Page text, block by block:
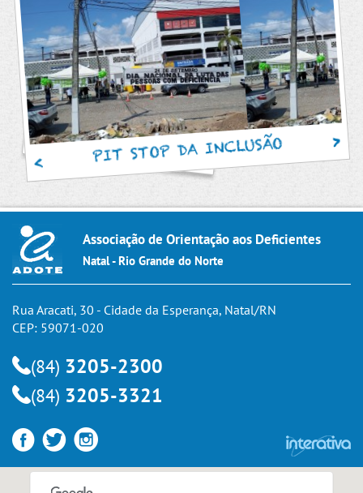
PIT STOP DA INCLUSÃO
Associação de Orientação aos Deficientes
Natal - Rio Grande do Norte
Rua Aracati, 30 - Cidade da Esperança, Natal/RN
CEP: 59071-020
(84) 3205-2300
(84) 3205-3321